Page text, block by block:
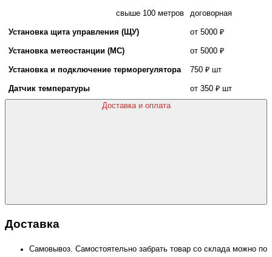
свыше 100 метров договорная
Установка щита управления (ЩУ) от 5000 ₽
Установка метеостанции (МС) от 5000 ₽
Установка и подключение терморегулятора 750 ₽ шт
Датчик температуры от 350 ₽ шт
Доставка и оплата
Доставка
Самовывоз. Самостоятельно забрать товар со склада можно по